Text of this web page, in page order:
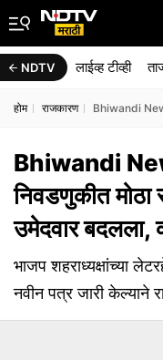
NDTV लाईव्ह टीव्ही
होम राजकारण Bhiwandi
Bhiwandi
निवडणुकीत
उमेदवार
भाजप शहराध्यक्षांच्या
नवीन पत्र जारी केल्याने